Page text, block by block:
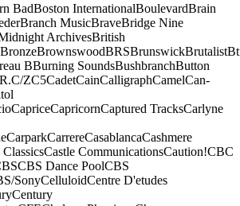
BadBoston InternationalBoulevardBrain
Branch MusicBraveBridge Nine
ArchivesBritish
BronzeBrownswoodBRSBrunswickBrutalist
BBurning SoundsBushbranchButton
C/ZC5CadetCainCalligraphCamelCan-
CapriceCapricornCaptured TracksCarlyne
CarparkCarrereCasablancaCashmere
ClassicsCastle CommunicationsCaution!CBC
CBS Dance PoolCBS
SonyCelluloidCentre D'etudes
Century